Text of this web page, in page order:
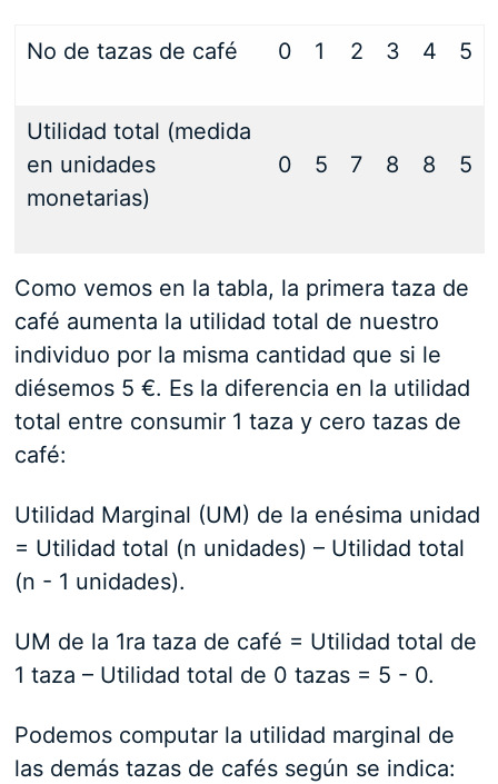
No de tazas de café 0 1 2 3 4 5
Utilidad total (medida
en unidades
monetarias)
0 5 7 8 8 5
Como vemos en la tabla, la primera taza de
café aumenta la utilidad total de nuestro
individuo por la misma cantidad que si le
diésemos 5 €. Es la diferencia en la utilidad
total entre consumir 1 taza y cero tazas de
café:
Utilidad Marginal (UM) de la enésima unidad
= Utilidad total (n unidades) – Utilidad total
(n - 1 unidades).
UM de la 1ra taza de café = Utilidad total de
1 taza – Utilidad total de 0 tazas = 5 - 0.
Podemos computar la utilidad marginal de
las demás tazas de cafés según se indica: